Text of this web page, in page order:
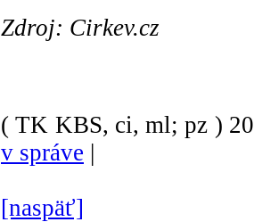
Zdroj: Cirkev.cz
( TK KBS, ci, ml; pz )
v správe |
[naspäť]